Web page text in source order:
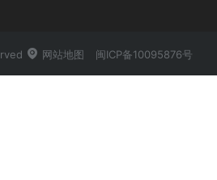
网站地图 闽ICP备10095876号